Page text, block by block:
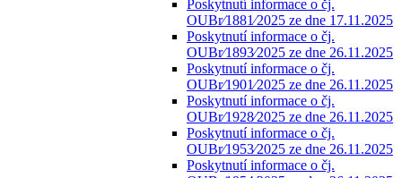
Poskytnutí informace o čj.
OUBr⁄1881⁄2025 ze dne 17.11.2025
Poskytnutí informace o čj.
OUBr⁄1893⁄2025 ze dne 26.11.2025
Poskytnutí informace o čj.
OUBr⁄1901⁄2025 ze dne 26.11.2025
Poskytnutí informace o čj.
OUBr⁄1928⁄2025 ze dne 26.11.2025
Poskytnutí informace o čj.
OUBr⁄1953⁄2025 ze dne 26.11.2025
Poskytnutí informace o čj.